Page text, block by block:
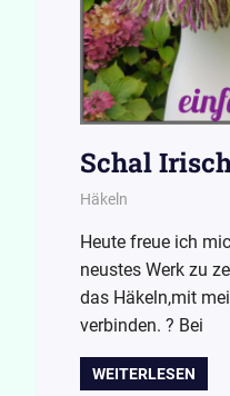
Schal
22. September 2015
Wollpoesie
Häkeln
Heute freue ich
neustes Werk zu
das Häkeln,mit
verbinden. ? Bei
WEITERLESEN